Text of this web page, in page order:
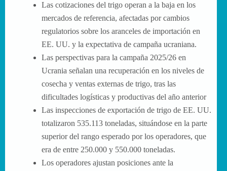
Las cotizaciones del trigo operan a la baja en los
mercados de referencia, afectadas por cambios
regulatorios sobre los aranceles de importación en
EE. UU. y la expectativa de campaña ucraniana.
Las perspectivas para la campaña 2025/26 en
Ucrania señalan una recuperación en los niveles de
cosecha y ventas externas de trigo, tras las
dificultades logísticas y productivas del año anterior
Las inspecciones de exportación de trigo de EE. UU.
totalizaron 535.113 toneladas, situándose en la parte
superior del rango esperado por los operadores, que
era de entre 250.000 y 550.000 toneladas.
Los operadores ajustan posiciones ante la